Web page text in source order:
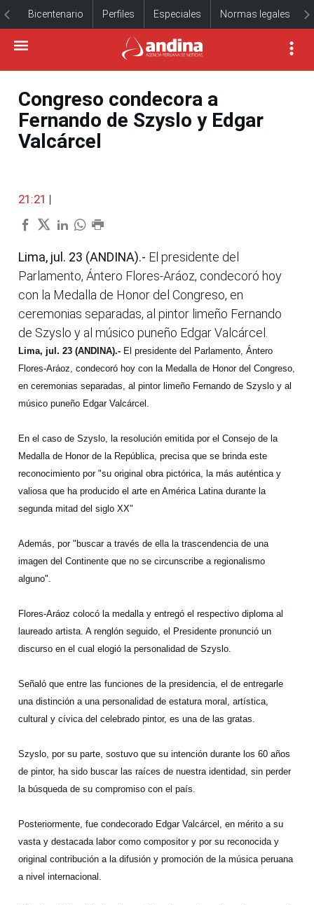
Bicentenario Perfiles Especiales Normas legales
Congreso condecora a
Fernando de Szyslo y Edgar
Valcárcel
21:21 |
Lima, jul. 23 (ANDINA).- El presidente del
Parlamento, Ántero Flores-Aráoz, condecoró hoy
con la Medalla de Honor del Congreso, en
ceremonias separadas, al pintor limeño Fernando
de Szyslo y al músico puneño Edgar Valcárcel.
Lima, jul. 23 (ANDINA).- El presidente del Parlamento, Ántero
Flores-Aráoz, condecoró hoy con la Medalla de Honor del Congreso,
en ceremonias separadas, al pintor limeño Fernando de Szyslo y al
músico puneño Edgar Valcárcel.
En el caso de Szyslo, la resolución emitida por el Consejo de la
Medalla de Honor de la República, precisa que se brinda este
reconocimiento por "su original obra pictórica, la más auténtica y
valiosa que ha producido el arte en América Latina durante la
segunda mitad del siglo XX"
Además, por "buscar a través de ella la trascendencia de una
imagen del Continente que no se circunscribe a regionalismo
alguno".
Flores-Aráoz colocó la medalla y entregó el respectivo diploma al
laureado artista. A renglón seguido, el Presidente pronunció un
discurso en el cual elogió la personalidad de Szyslo.
Señaló que entre las funciones de la presidencia, el de entregarle
una distinción a una personalidad de estatura moral, artística,
cultural y cívica del celebrado pintor, es una de las gratas.
Szyslo, por su parte, sostuvo que su intención durante los 60 años
de pintor, ha sido buscar las raíces de nuestra identidad, sin perder
la búsqueda de su compromiso con el país.
Posteriormente, fue condecorado Edgar Valcárcel, en mérito a su
vasta y destacada labor como compositor y por su reconocida y
original contribución a la difusión y promoción de la música peruana
a nivel internacional.